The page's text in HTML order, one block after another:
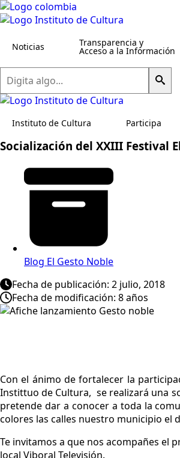
Noticias Transparencia y
Acceso a la Información
Instituto de Cultura Participa
Socialización del XXIII Festival
Blog El Gesto Noble
Fecha de publicación: 2 julio, 2018
Fecha de modificación: 8 años
Con el ánimo de fortalecer la
Instittuo de Cultura, se realizará una
pretende dar a conocer a toda la
colores las calles nuestro municipio el
Te invitamos a que nos acompañes el
local Viboral Televisión.